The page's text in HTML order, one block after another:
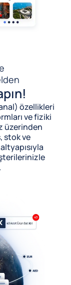
özellikleri
ve fiziki
üzerinden
stok ve